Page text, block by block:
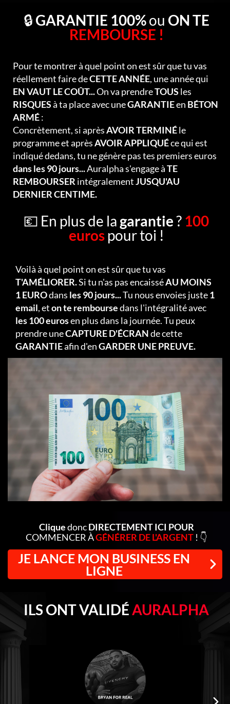
🔒GARANTIE 100%ou ON TE
REMBOURSE !
Pour te montrer à quel point on est sûr que tu vas
réellement faire deCETTE ANNÉE, une année qui
EN VAUT LE COÛT...On va prendreTOUS les
RISQUESà ta place avec uneGARANTIEen BÉTON
ARMÉ:
Concrètement, si aprèsAVOIR TERMINÉle
programme et aprèsAVOIR APPLIQUÉce qui est
indiqué dedans, tu ne génère pas tes premiers euros
dans les 90 jours...Auralpha s'engage àTE
REMBOURSER intégralementJUSQU'AU
DERNIER CENTIME.
💶 En plus de la garantie? 100
eurospour toi !
Voilà à quel point on est sûr que tu vas
T'AMÉLIORER.Si tu n'as pas encaisséAU MOINS
1 EUROdans les 90 jours...Tu nous envoies juste1
email, eton te remboursedans l'intégralité avec
les 100 eurosen plus dans la journée. Tu peux
prendre uneCAPTURE D'ÉCRANde cette
GARANTIEafin d'enGARDER UNE PREUVE.
CliquedoncDIRECTEMENT ICI POUR
COMMENCER ÀGÉNÉRER DE L'ARGENT ! 👇
JE LANCE MON BUSINESS EN
LIGNE
ILS ONT VALIDÉ AURALPHA